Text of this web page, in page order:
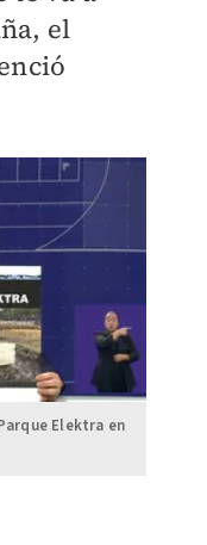
el
Elektra en